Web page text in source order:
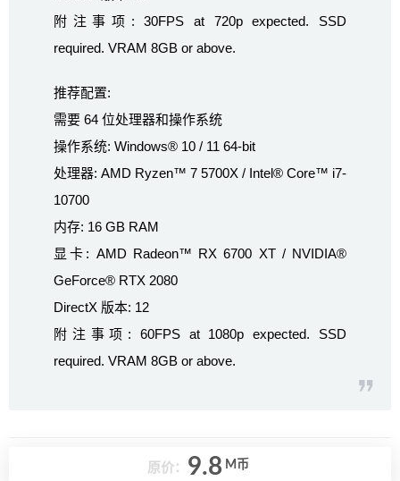
附注事项: 30FPS at 720p expected. SSD
required. VRAM 8GB or above.
推荐配置:
需要 64 位处理器和操作系统
操作系统: Windows® 10 / 11 64-bit
处理器: AMD Ryzen™ 7 5700X / Intel® Core™ i7-
10700
内存: 16 GB RAM
显卡: AMD Radeon™ RX 6700 XT / NVIDIA®
GeForce® RTX 2080
DirectX 版本: 12
附注事项: 60FPS at 1080p expected. SSD
required. VRAM 8GB or above.
原价： 9.8 M币